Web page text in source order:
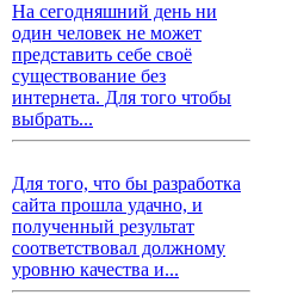
На сегодняшний день ни
один человек не может
представить себе своё
существование без
интернета. Для того чтобы
выбрать...
Для того, что бы разработка
сайта прошла удачно, и
полученный результат
соответствовал должному
уровню качества и...